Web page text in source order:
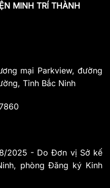
MINH TRÍ THÀNH
mại Parkview, đường
Tỉnh Bắc Ninh
2025 - Do Đơn vị Sở kế
phòng Đăng ký Kinh